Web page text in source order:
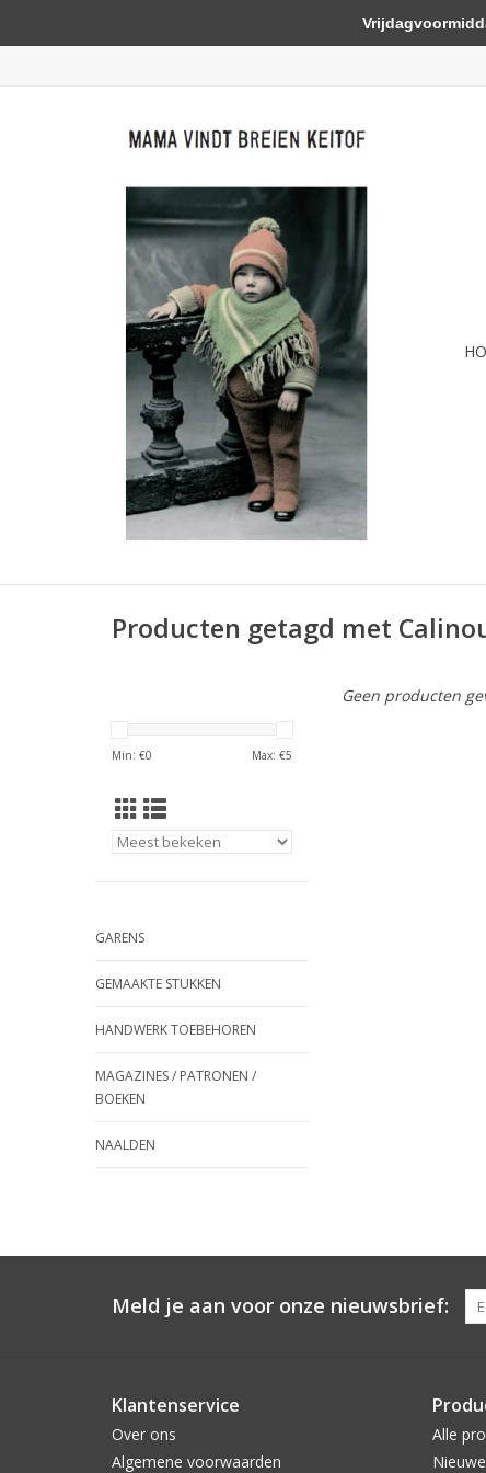
Producten getagd met
Min: €0 Max: €5
GARENS
GEMAAKTE STUKKEN
HANDWERK TOEBEHOREN
MAGAZINES / PATRONEN /
BOEKEN
NAALDEN
Geen producten
Meld je aan voor onze nieuwsbrief:
Klantenservice
Over ons
Algemene voorwaarden
Alle